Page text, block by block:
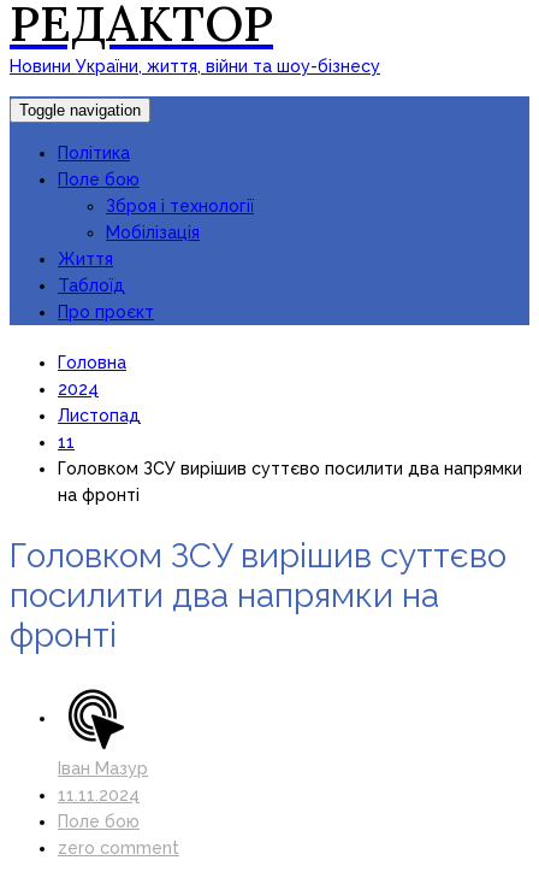
РЕДАКТОР
Новини України, життя, війни та шоу-бізнесу
Toggle navigation
Політика
Поле бою
Зброя і технології
Мобілізація
Життя
Таблоїд
Про проєкт
Головна
2024
Листопад
11
Головком ЗСУ вирішив суттєво посилити два напрямки
на фронті
Головком ЗСУ вирішив суттєво
посилити два напрямки на
фронті
Іван Мазур
11.11.2024
Поле бою
zero comment